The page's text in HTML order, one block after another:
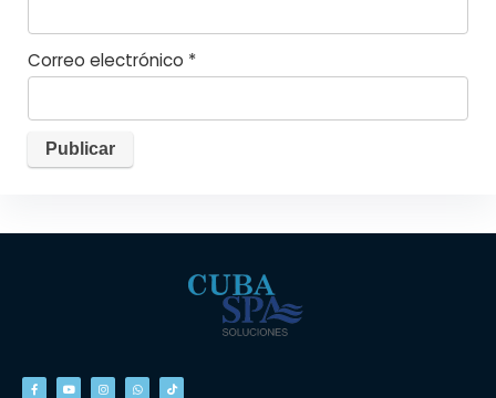
Correo electrónico *